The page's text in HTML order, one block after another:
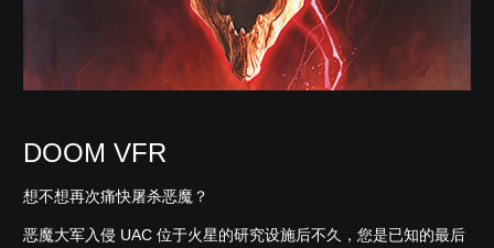
DOOM VFR
想不想再次痛快屠杀恶魔？
恶魔大军入侵 UAC 位于火星的研究设施后不久，您是已知的最后